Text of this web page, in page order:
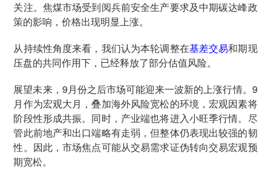
关注。焦煤市场受到阅兵前安全生产要求及中期碳达峰政
策的影响，价格出现明显上涨。
从持续性角度来看，我们认为本轮调整在基差交易和期现
压盘的共同作用下，已经释放了部分估值风险。
展望未来，9月份之后市场可能迎来一波新的上涨行情。9
月作为宏观大月，叠加海外风险宽松的环境，宏观因素将
阶段性形成共振。同时，产业端也将进入小旺季行情。尽
管此前地产和出口端略有走弱，但整体仍表现出较强的韧
性。因此，市场焦点可能从交易需求证伪转向交易宏观预
期宽松。